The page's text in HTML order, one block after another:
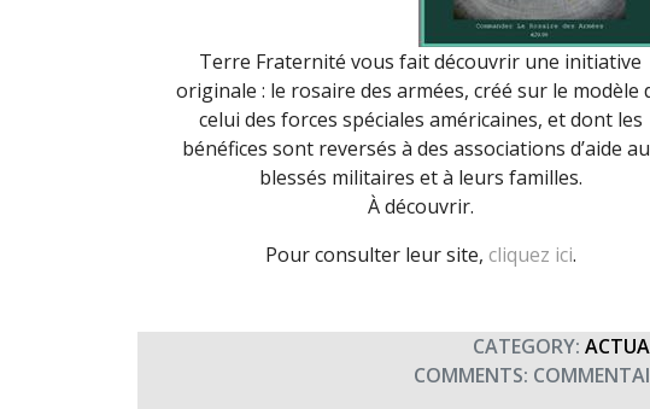
Terre Fraternité vous fait découvrir une initiative
originale : le rosaire des armées, créé sur le modèle
celui des forces spéciales américaines, et dont les
bénéfices sont reversés à des associations d’aide
blessés militaires et à leurs familles.
À découvrir.
Pour consulter leur site, cliquez ici.
CATEGORY:
COMMENTS: